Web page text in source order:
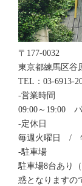
〒177-0032
東京都練馬区谷
TEL：03-6913-
-営業時間
09:00～19:00
-定休日
毎週火曜日 /
-駐車場
駐車場8台あり
惑となりますの